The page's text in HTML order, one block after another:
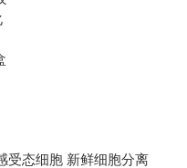
受态细胞 新鲜细胞分离